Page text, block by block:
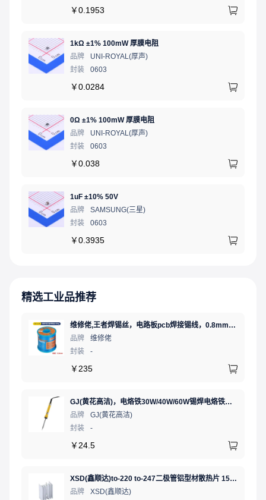
￥0.1953
1kΩ ±1% 100mW 厚膜电阻
品牌
UNI-ROYAL(厚声)
封装
0603
￥0.0284
0Ω ±1% 100mW 厚膜电阻
品牌
UNI-ROYAL(厚声)
封装
0603
￥0.038
1uF ±10% 50V
品牌
SAMSUNG(三星)
封装
0603
￥0.3935
精选工业品推荐
维修佬,王者焊锡丝，电路板pcb焊接锡线，0.8mm800g,1个
品牌
维修佬
封装
-
￥ 235
GJ(黄花高洁)，电烙铁30W/40W/60W锡焊电烙铁焊接工具电焊笔手机电子维修（内热35W），NO.435(35W)
品牌
GJ(黄花高洁)
封装
-
￥ 24.5
XSD(鑫顺达)to-220 to-247二极管铝型材散热片 15.5*10.5*21 本色带针大功率电子散热器（可定制）
品牌
XSD(鑫顺达)